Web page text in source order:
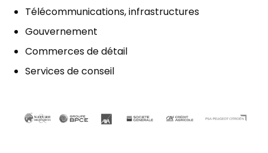
Télécommunications, infrastructures
Gouvernement
Commerces de détail
Services de conseil